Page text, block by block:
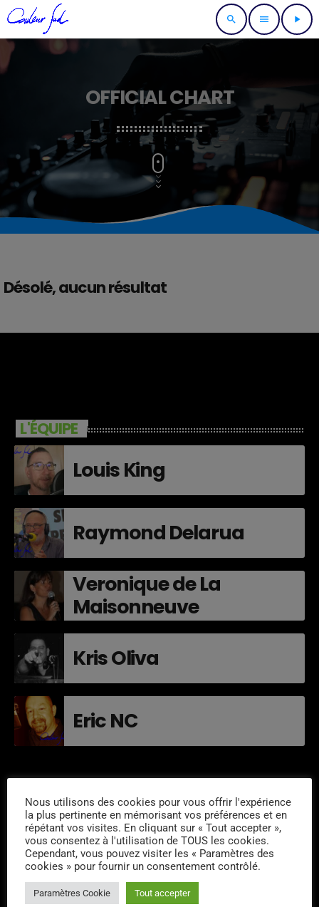
search menu play_arrow
OFFICIAL CHART
Désolé, aucun résultat
L'ÉQUIPE
Louis King
Raymond Delarua
Veronique de La
Maisonneuve
Kris Oliva
Eric NC
SUIVEZ-NOUS
Nous utilisons des cookies pour vous offrir l'expérience
la plus pertinente en mémorisant vos préférences et en
répétant vos visites. En cliquant sur « Tout accepter »,
vous consentez à l'utilisation de TOUS les cookies.
Cependant, vous pouvez visiter les « Paramètres des
cookies » pour fournir un consentement contrôlé.
Paramètres Cookie Tout accepter